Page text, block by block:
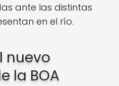
ante las distintas
en el río.
nuevo
la BOA